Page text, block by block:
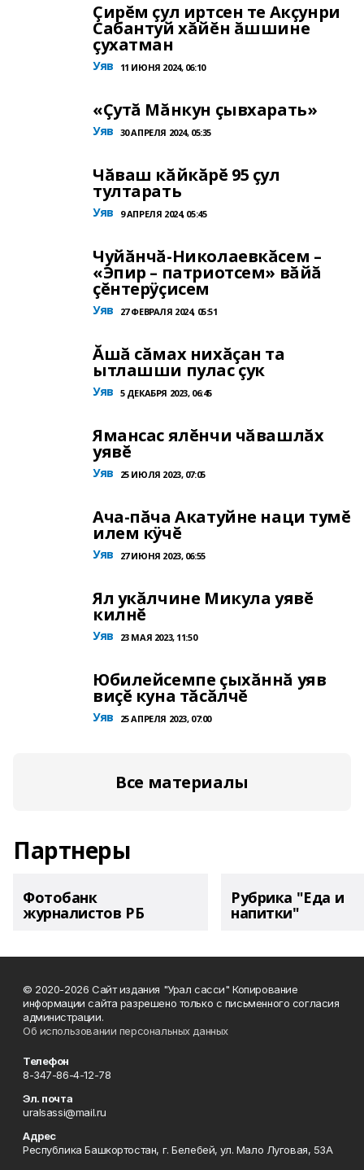
Çирĕм çул иртсен те Акçунри
Сабантуй хăйĕн ăшшине
çухатман
Уяв 11 ИЮНЯ 2024, 06:10
«Çутă Мăнкун çывхарать»
Уяв 30 АПРЕЛЯ 2024, 05:35
Чăваш кăйкăрĕ 95 çул
тултарать
Уяв 9 АПРЕЛЯ 2024, 05:45
Чуйăнчă-Николаевкăсем –
«Эпир – патриотсем» вăйă
çĕнтерÿçисем
Уяв 27 ФЕВРАЛЯ 2024, 05:51
Ăшă сăмах нихăçан та
ытлашши пулас çук
Уяв 5 ДЕКАБРЯ 2023, 06:45
Ямансас ялĕнчи чăвашлăх
уявĕ
Уяв 25 ИЮЛЯ 2023, 07:05
Ача-пăча Акатуйне наци тумĕ
илем кÿчĕ
Уяв 27 ИЮНЯ 2023, 06:55
Ял укăлчине Микула уявĕ
килнĕ
Уяв 23 МАЯ 2023, 11:50
Юбилейсемпе çыхăннă уяв
виçĕ куна тăсăлчĕ
Уяв 25 АПРЕЛЯ 2023, 07:00
Все материалы
Партнеры
Фотобанк
журналистов РБ
Рубрика "Еда и
напитки"
© 2020-2026 Сайт издания "Урал сасси" Копирование
информации сайта разрешено только с письменного согласия
администрации.
Об использовании персональных данных
Телефон
8-347-86-4-12-78
Эл. почта
uralsassi@mail.ru
Адрес
Республика Башкортостан, г. Белебей, ул. Мало Луговая, 53А